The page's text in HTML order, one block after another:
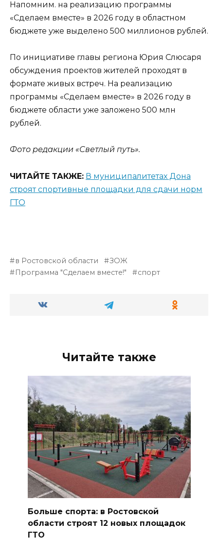
Напомним. на реализацию программы
«Сделаем вместе» в 2026 году в областном
бюджете уже выделено 500 миллионов рублей.
По инициативе главы региона Юрия Слюсаря
обсуждения проектов жителей проходят в
формате живых встреч. На реализацию
программы «Сделаем вместе» в 2026 году в
бюджете области уже заложено 500 млн
рублей.
Фото редакции «Светлый путь».
ЧИТАЙТЕ ТАКЖЕ: В муниципалитетах Дона
строят спортивные площадки для сдачи норм
ГТО
в Ростовской области
ЗОЖ
Программа "Сделаем вместе!"
спорт
Читайте также
Больше спорта: в Ростовской
области строят 12 новых площадок
ГТО